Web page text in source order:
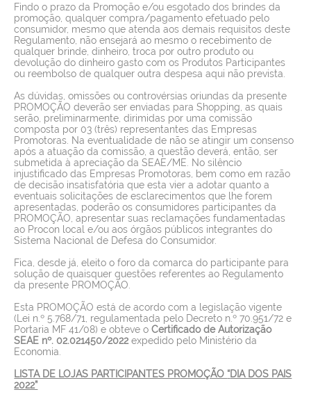
Findo o prazo da Promoção e/ou esgotado dos brindes da
promoção, qualquer compra/pagamento efetuado pelo
consumidor, mesmo que atenda aos demais requisitos deste
Regulamento, não ensejará ao mesmo o recebimento de
qualquer brinde, dinheiro, troca por outro produto ou
devolução do dinheiro gasto com os Produtos Participantes
ou reembolso de qualquer outra despesa aqui não prevista.
As dúvidas, omissões ou controvérsias oriundas da presente
PROMOÇÃO deverão ser enviadas para Shopping, as quais
serão, preliminarmente, dirimidas por uma comissão
composta por 03 (três) representantes das Empresas
Promotoras. Na eventualidade de não se atingir um consenso
após a atuação da comissão, a questão deverá, então, ser
submetida à apreciação da SEAE/ME. No silêncio
injustificado das Empresas Promotoras, bem como em razão
de decisão insatisfatória que esta vier a adotar quanto a
eventuais solicitações de esclarecimentos que lhe forem
apresentadas, poderão os consumidores participantes da
PROMOÇÃO, apresentar suas reclamações fundamentadas
ao Procon local e/ou aos órgãos públicos integrantes do
Sistema Nacional de Defesa do Consumidor.
Fica, desde já, eleito o foro da comarca do participante para
solução de quaisquer questões referentes ao Regulamento
da presente PROMOÇÃO.
Esta PROMOÇÃO está de acordo com a legislação vigente
(Lei n.º 5.768/71, regulamentada pelo Decreto n.º 70.951/72 e
Portaria MF 41/08) e obteve oCertificado de Autorização
SEAE nº. 02.021450/2022 expedido pelo Ministério da
Economia.
LISTA DE LOJAS PARTICIPANTES PROMOÇÃO “DIA DOS PAIS
2022”